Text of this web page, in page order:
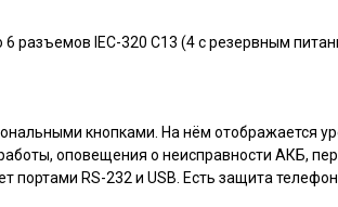
разъемов IEC-320 С13 (4 с резервным
кнопками. На нём отображается
оповещения о неисправности АКБ,
портами RS-232 и USB. Есть защита